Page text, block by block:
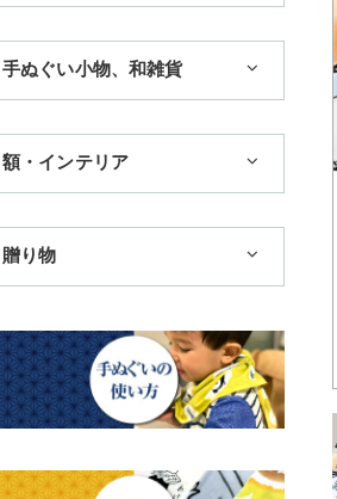
3,300円まで
11,000円まで
季節のおすすめ
浮世絵・名画名作・古典
手ぬぐい小物、和雑貨
扇子
トートバッグ
赤ちゃん甚平
チーフ・風呂敷
ステーショナリー
額・インテリア
TokyoTokyo選定商品
タペストリー・掛軸・パネル
額
贈り物
母の日ギフト